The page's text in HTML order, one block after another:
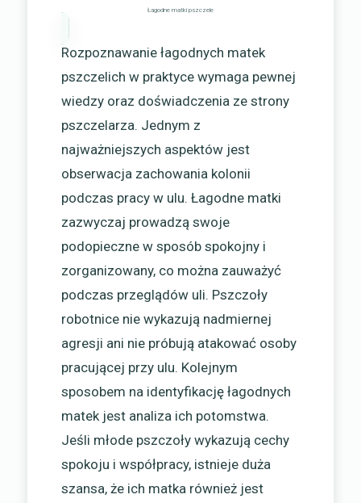
Łagodne matki pszczele
Rozpoznawanie łagodnych matek
pszczelich w praktyce wymaga pewnej
wiedzy oraz doświadczenia ze strony
pszczelarza. Jednym z
najważniejszych aspektów jest
obserwacja zachowania kolonii
podczas pracy w ulu. Łagodne matki
zazwyczaj prowadzą swoje
podopieczne w sposób spokojny i
zorganizowany, co można zauważyć
podczas przeglądów uli. Pszczoły
robotnice nie wykazują nadmiernej
agresji ani nie próbują atakować osoby
pracującej przy ulu. Kolejnym
sposobem na identyfikację łagodnych
matek jest analiza ich potomstwa.
Jeśli młode pszczoły wykazują cechy
spokoju i współpracy, istnieje duża
szansa, że ich matka również jest